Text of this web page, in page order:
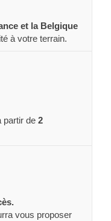
et la Belgique
à votre terrain.
partir de 2
vous proposer